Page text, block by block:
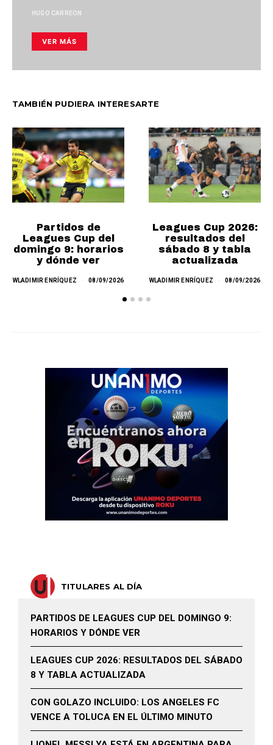
HUGO CARREON
VER MÁS
TAMBIÉN PUDIERA INTERESARTE
Partidos de
Leagues Cup del
domingo 9: horarios
y dónde ver
WLADIMIR ENRÍQUEZ 08/09/2026
Leagues Cup 2026:
resultados del
sábado 8 y tabla
actualizada
WLADIMIR ENRÍQUEZ 08/09/2026
TITULARES AL DÍA
PARTIDOS DE LEAGUES CUP DEL DOMINGO 9:
HORARIOS Y DÓNDE VER
LEAGUES CUP 2026: RESULTADOS DEL SÁBADO
8 Y TABLA ACTUALIZADA
CON GOLAZO INCLUIDO: LOS ANGELES FC
VENCE A TOLUCA EN EL ÚLTIMO MINUTO